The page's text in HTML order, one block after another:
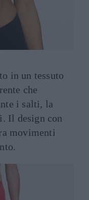
in un tessuto
che
i salti, la
Il design con
movimenti